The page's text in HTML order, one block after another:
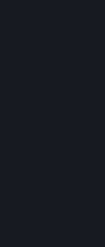
Возврат средств за
(контент, распространяемый
используемый другими
За дополнительный
можно вернуть деньги в
покупки, если
использована в течение не
покупки дополнительного
безвозвратно
Пожалуйста, учтите, что в
вернуть деньги за
сторонними компаниями,
контент навсегда повышает
страницах подобного
уведомление, что средства
Возврат средств за
Средства за внутриигровые
в течение сорока восьми
не были безвозвратно
перенесены. Другие
возвраты подобного рода в
позволяет вернуть деньги
этом при покупке. В
вернуть средства за